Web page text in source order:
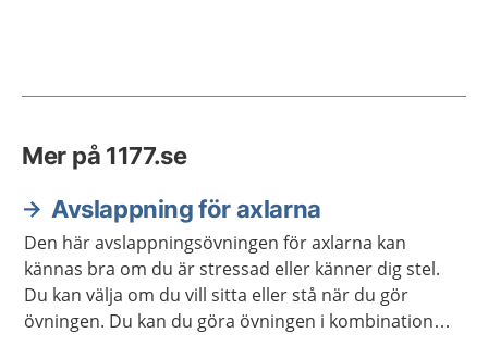
Mer på 1177.se
Avslappning för axlarna
Den här avslappningsövningen för axlarna kan
kännas bra om du är stressad eller känner dig stel.
Du kan välja om du vill sitta eller stå när du gör
övningen. Du kan du göra övningen i kombination